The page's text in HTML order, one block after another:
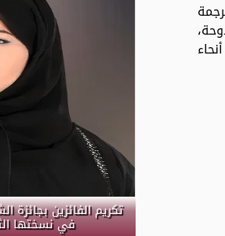
تكريم الفائزين بجائزة
في نسختها الثامنة